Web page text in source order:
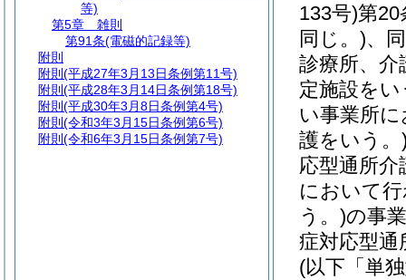
133号)第20
同じ。)、
診療所、介
定施設を
い事業所
護をいう。
応型通所介
において
う。)の事
症対応型通
(以下「単
等)
第5章
雑則
第91条(電磁的記録等)
附則
附則 (平成27年3月13日条例第11号)
附則 (平成28年3月14日条例第18号)
附則 (平成30年3月8日条例第4号)
附則 (令和3年3月15日条例第6号)
附則 (令和6年3月15日条例第7号)